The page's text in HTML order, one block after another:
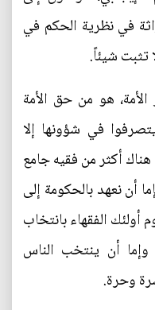
في نظرية الحكم في
تثبت شيئاً.
هو من حق الأمة
في شؤونها إلا
أكثر من فقيه جامع
أن نعهد بالحكومة إلى
الفقهاء بانتخاب
أن ينتخب الناس
وحرة.